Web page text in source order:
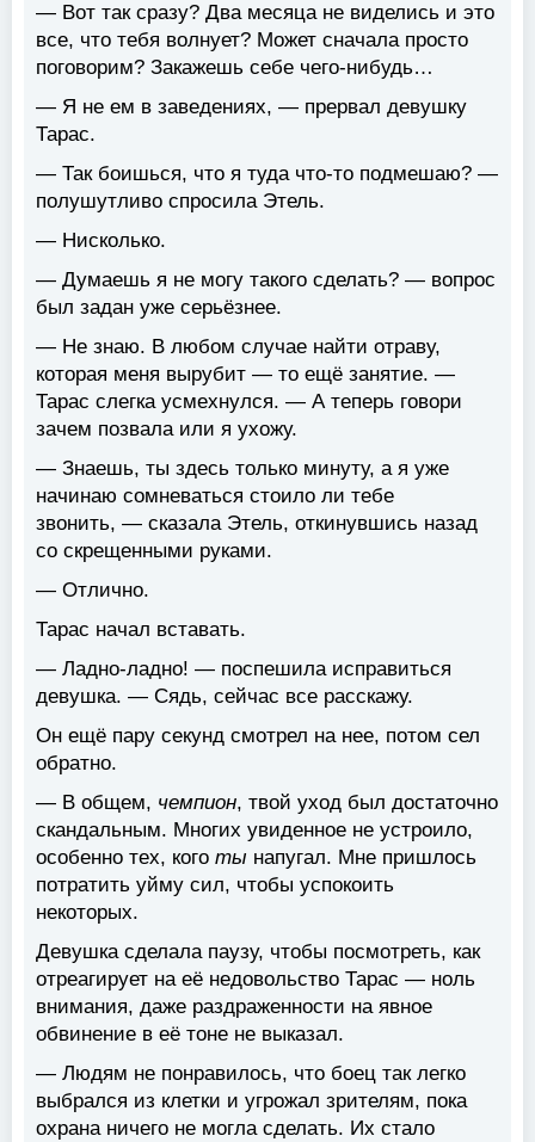
— Вот так сразу? Два месяца не виделись и это
все, что тебя волнует? Может сначала просто
поговорим? Закажешь себе чего-нибудь…
— Я не ем в заведениях, — прервал девушку
Тарас.
— Так боишься, что я туда что-то подмешаю? —
полушутливо спросила Этель.
— Нисколько.
— Думаешь я не могу такого сделать? — вопрос
был задан уже серьёзнее.
— Не знаю. В любом случае найти отраву,
которая меня вырубит — то ещё занятие. —
Тарас слегка усмехнулся. — А теперь говори
зачем позвала или я ухожу.
— Знаешь, ты здесь только минуту, а я уже
начинаю сомневаться стоило ли тебе
звонить, — сказала Этель, откинувшись назад
со скрещенными руками.
— Отлично.
Тарас начал вставать.
— Ладно-ладно! — поспешила исправиться
девушка. — Сядь, сейчас все расскажу.
Он ещё пару секунд смотрел на нее, потом сел
обратно.
— В общем, чемпион, твой уход был достаточно
скандальным. Многих увиденное не устроило,
особенно тех, кого ты напугал. Мне пришлось
потратить уйму сил, чтобы успокоить
некоторых.
Девушка сделала паузу, чтобы посмотреть, как
отреагирует на её недовольство Тарас — ноль
внимания, даже раздраженности на явное
обвинение в её тоне не выказал.
— Людям не понравилось, что боец так легко
выбрался из клетки и угрожал зрителям, пока
охрана ничего не могла сделать. Их стало